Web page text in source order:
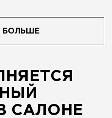
БОЛЬШЕ
САЛОНЕ